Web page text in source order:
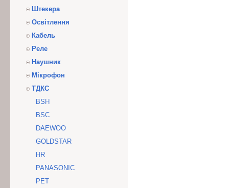
Штекера
Освітлення
Кабель
Реле
Наушник
Мікрофон
ТДКС
BSH
BSC
DAEWOO
GOLDSTAR
HR
PANASONIC
PET